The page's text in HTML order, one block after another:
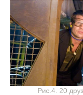
Рис.4. 20